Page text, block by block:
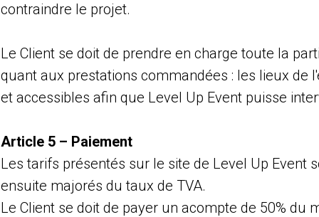
contraindre le projet.
Le Client se doit de prendre en charge toute la
quant aux prestations commandées : les lieux de
et accessibles afin que Level Up Event puisse
Article 5 – Paiement
Les tarifs présentés sur le site de Level Up Event
ensuite majorés du taux de TVA.
Le Client se doit de payer un acompte de 50% du